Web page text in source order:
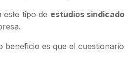
este tipo de estudios
beneficio es que el